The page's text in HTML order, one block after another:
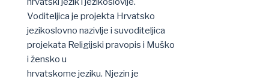
Voditeljica je projekta Hrvatsko
jezikoslovno nazivlje i suvoditeljica
projekata Religijski pravopis i Muško
i žensko u
hrvatskome jeziku. Njezin je